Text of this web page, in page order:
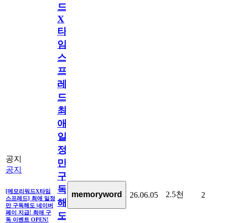
공지
공지
[메모리워드X타임
스프레드] 최애 일정
만 구독해도 네이버
페이 지급! 최애 구
독 이벤트 OPEN!
드
X
타
임
스
프
레
드]
최
애
일
정
만
구
독
해
도
memoryword 26.06.05 2.5천 2